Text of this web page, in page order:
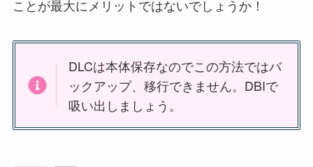
ことが最大にメリットではないでしょうか！
DLCは本体保存なのでこの方法ではバ
ックアップ、移行できません。DBIで
吸い出しましょう。